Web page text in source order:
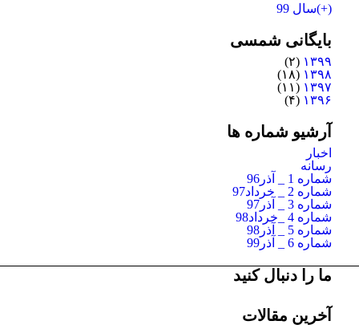
(+)سال 99
بایگانی شمسی
۱۳۹۹ (۲)
۱۳۹۸ (۱۸)
۱۳۹۷ (۱۱)
۱۳۹۶ (۴)
آرشیو شماره ها
اخبار
رسانه
شماره 1 _ آذر96
شماره 2 _ خرداد97
شماره 3 _ آذر97
شماره 4 _خرداد98
شماره 5 _ آذر98
شماره 6 _ آذر99
ما را دنبال کنید
آخرین مقالات